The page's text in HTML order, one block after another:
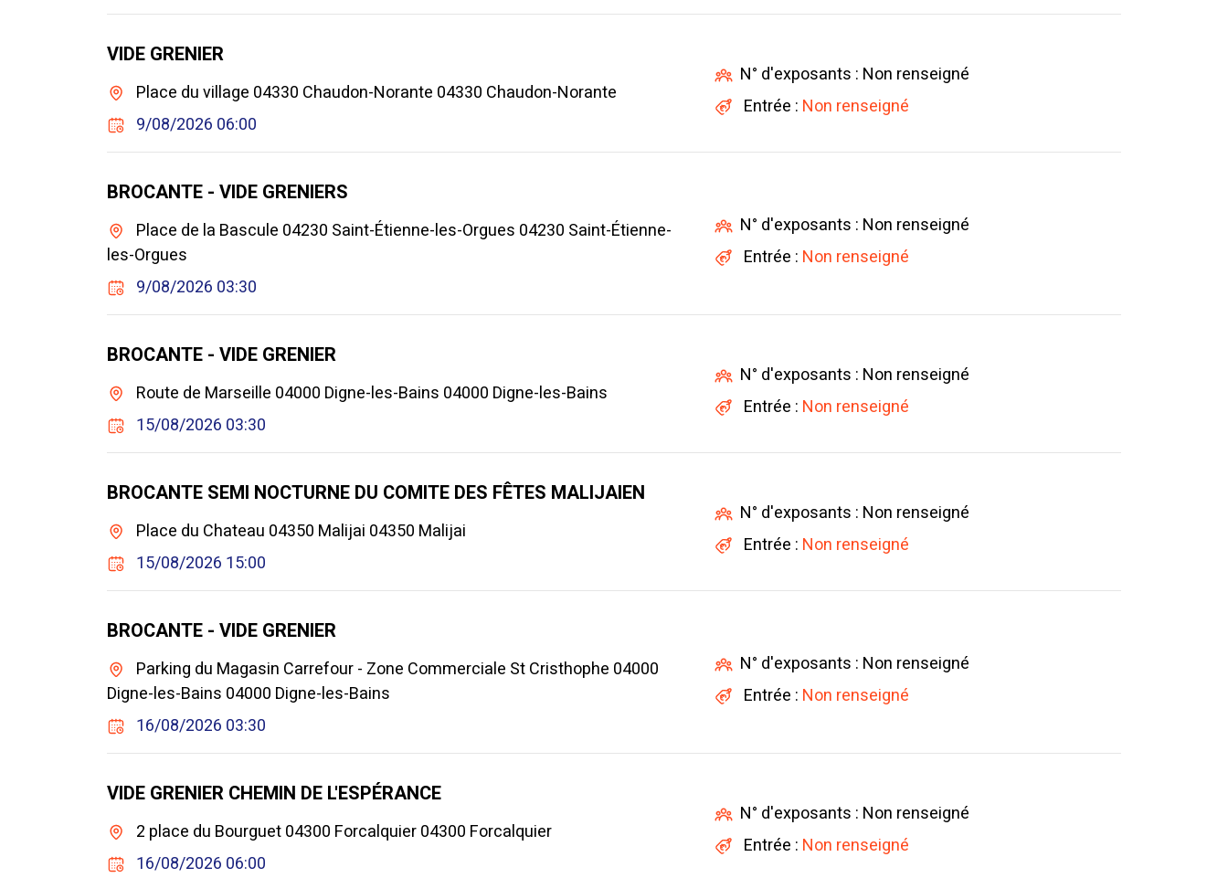
VIDE GRENIER
Place du village 04330 Chaudon-Norante 04330 Chaudon-Norante
9/08/2026 06:00
N° d'exposants : Non renseigné
Entrée : Non renseigné
BROCANTE - VIDE GRENIERS
Place de la Bascule 04230 Saint-Étienne-les-Orgues 04230 Saint-Étienne-
les-Orgues
9/08/2026 03:30
N° d'exposants : Non renseigné
Entrée : Non renseigné
BROCANTE - VIDE GRENIER
Route de Marseille 04000 Digne-les-Bains 04000 Digne-les-Bains
15/08/2026 03:30
N° d'exposants : Non renseigné
Entrée : Non renseigné
BROCANTE SEMI NOCTURNE DU COMITE DES FÊTES MALIJAIEN
Place du Chateau 04350 Malijai 04350 Malijai
15/08/2026 15:00
N° d'exposants : Non renseigné
Entrée : Non renseigné
BROCANTE - VIDE GRENIER
Parking du Magasin Carrefour - Zone Commerciale St Cristhophe 04000
Digne-les-Bains 04000 Digne-les-Bains
16/08/2026 03:30
N° d'exposants : Non renseigné
Entrée : Non renseigné
VIDE GRENIER CHEMIN DE L'ESPÉRANCE
2 place du Bourguet 04300 Forcalquier 04300 Forcalquier
16/08/2026 06:00
N° d'exposants : Non renseigné
Entrée : Non renseigné